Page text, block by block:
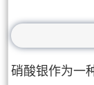
硝酸银作为一